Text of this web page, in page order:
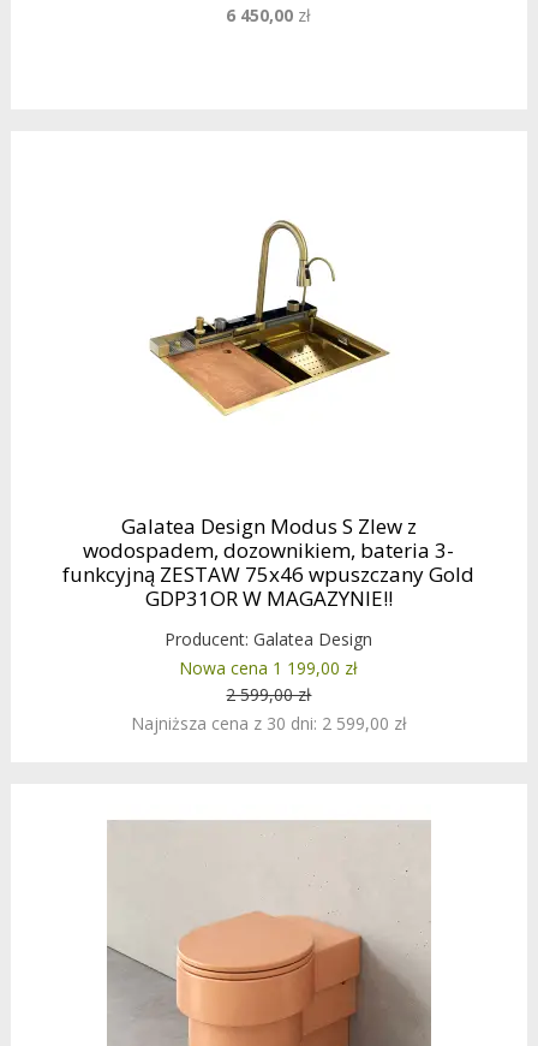
6 450,00 zł
Galatea Design Modus S Zlew z
wodospadem, dozownikiem, bateria 3-
funkcyjną ZESTAW 75x46 wpuszczany Gold
GDP31OR W MAGAZYNIE!!
Producent:Galatea Design
Nowa cena 1 199,00 zł
2 599,00 zł
Najniższa cena z 30 dni: 2 599,00 zł